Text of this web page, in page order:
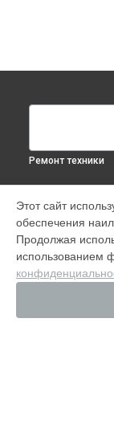
Ремонт техники
iPhone
MacBook
iMac
iPad
Этот сайт
обеспечения
Продолжая
использованием